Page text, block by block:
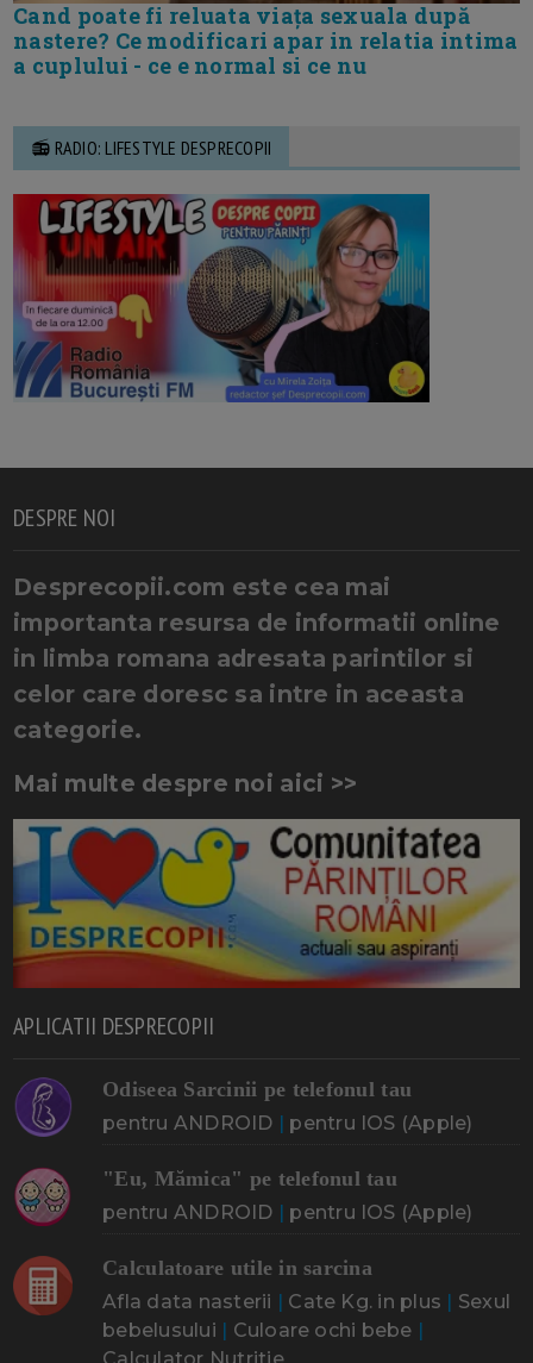
Cand poate fi reluata viața sexuala după
nastere? Ce modificari apar in relatia intima
a cuplului - ce e normal si ce nu
📻 RADIO: LIFESTYLE DESPRECOPII
DESPRE NOI
Desprecopii.com este cea mai
importanta resursa de informatii online
in limba romana adresata parintilor si
celor care doresc sa intre in aceasta
categorie.
Mai multe despre noi aici >>
APLICATII DESPRECOPII
Odiseea Sarcinii pe telefonul tau
pentru ANDROID | pentru IOS (Apple)
"Eu, Mămica" pe telefonul tau
pentru ANDROID | pentru IOS (Apple)
Calculatoare utile in sarcina
Afla data nasterii | Cate Kg. in plus | Sexul
bebelusului | Culoare ochi bebe |